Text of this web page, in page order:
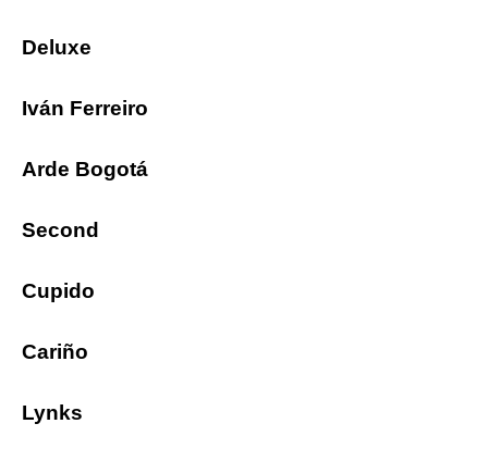
Deluxe
Iván Ferreiro
Arde Bogotá
Second
Cupido
Cariño
Lynks